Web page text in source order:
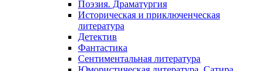
Поэзия. Драматургия
Историческая и приключенческая
литература
Детектив
Фантастика
Сентиментальная литература